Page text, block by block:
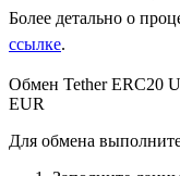
Более детально о
ссылке.
Обмен Tether ERC20
EUR
Для обмена